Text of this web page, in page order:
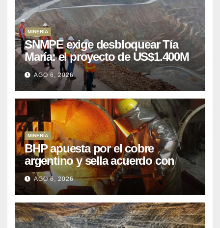
MINERÍA
SNMPE exige desbloquear Tía
María: el proyecto de US$1.400M
que Perú lleva 15 años
posponiendo
AGO 6, 2026
MINERÍA
BHP apuesta por el cobre
argentino y sella acuerdo con
Kobrea para siete proyecto
AGO 6, 2026